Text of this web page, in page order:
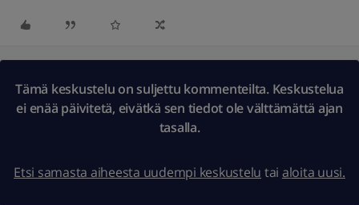
Tämä keskustelu on suljettu kommenteilta. Keskustelua
ei enää päivitetä, eivätkä sen tiedot ole välttämättä ajan
tasalla.
Etsi samasta aiheesta uudempi keskustelu tai aloita uusi.